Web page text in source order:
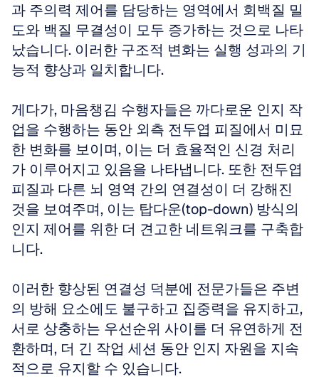
과 주의력 제어를 담당하는 영역에서 회백질 밀
도와 백질 무결성이 모두 증가하는 것으로 나타
났습니다. 이러한 구조적 변화는 실행 성과의 기
능적 향상과 일치합니다.
게다가, 마음챙김 수행자들은 까다로운 인지 작
업을 수행하는 동안 외측 전두엽 피질에서 미묘
한 변화를 보이며, 이는 더 효율적인 신경 처리
가 이루어지고 있음을 나타냅니다. 또한 전두엽
피질과 다른 뇌 영역 간의 연결성이 더 강해진
것을 보여주며, 이는 탑다운(top-down) 방식의
인지 제어를 위한 더 견고한 네트워크를 구축합
니다.
이러한 향상된 연결성 덕분에 전문가들은 주변
의 방해 요소에도 불구하고 집중력을 유지하고,
서로 상충하는 우선순위 사이를 더 유연하게 전
환하며, 더 긴 작업 세션 동안 인지 자원을 지속
적으로 유지할 수 있습니다.